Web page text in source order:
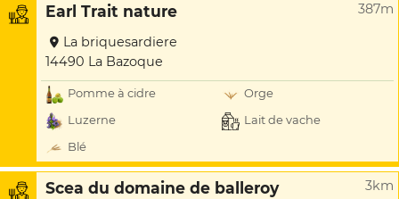
Earl Trait nature 387m
La briquesardiere
14490 La Bazoque
Pomme à cidre
Orge
Luzerne
Lait de vache
Blé
Scea du domaine de balleroy 3km